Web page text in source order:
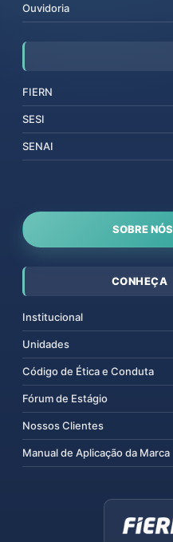
Ouvidoria
FIERN
SESI
SENAI
SOBRE NÓS
CONHEÇA
Institucional
Unidades
Código de Ética e Conduta
Fórum de Estágio
Nossos Clientes
Manual de Aplicação da Marca